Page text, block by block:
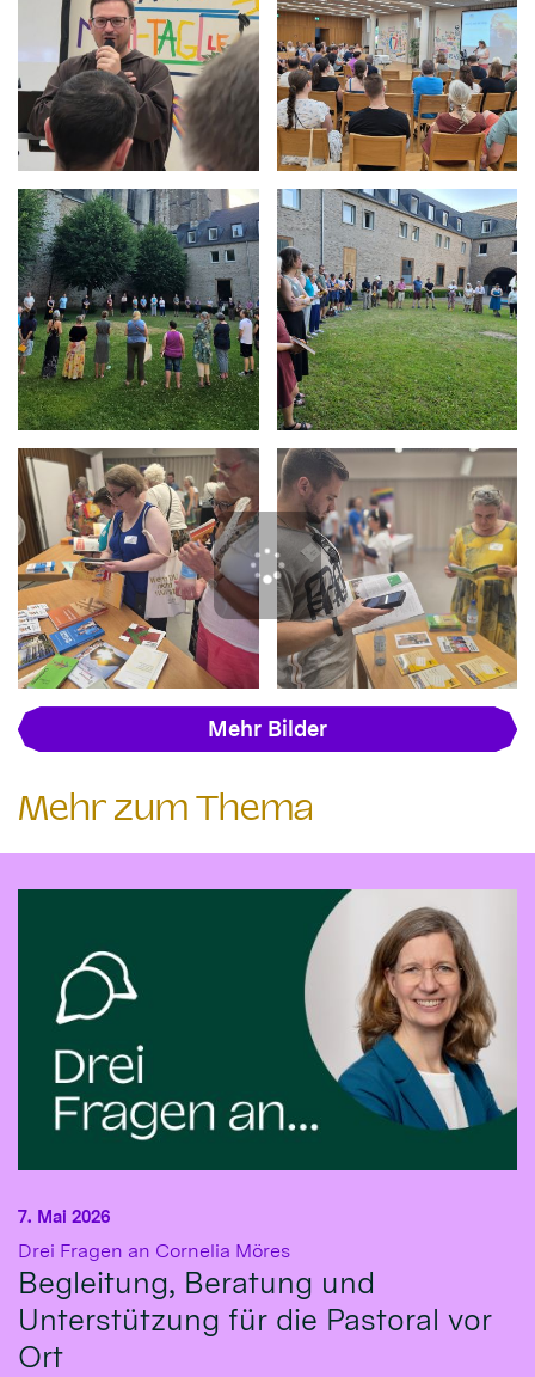
Mehr Bilder
Mehr zum Thema
Drei Fragen an Cornelia Möres:
Begleitung, Beratung und
Unterstützung für die Pastoral vor
Ort
7. Mai 2026